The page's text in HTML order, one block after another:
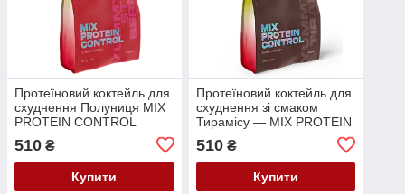
Протеїновий коктейль для
схуднення Полуниця MIX
PROTEIN CONTROL
Yummу Strawberry, Choice,
145 г/5 Порцій
510 ₴
Купити
Протеїновий коктейль для
схуднення зі смаком
Тирамісу — MIX PROTEIN
CONTROL, Чойс Choice,
145 г/5 Порцій
510₴
Купити